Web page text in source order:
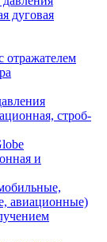
дуговая
отражателем
строб-
и
авиационные)